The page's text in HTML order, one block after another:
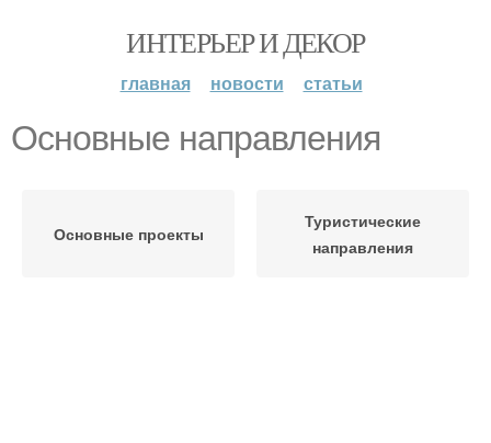
ИНТЕРЬЕР И ДЕКОР
главная новости статьи
Основные направления
Основные проекты
Туристические
направления